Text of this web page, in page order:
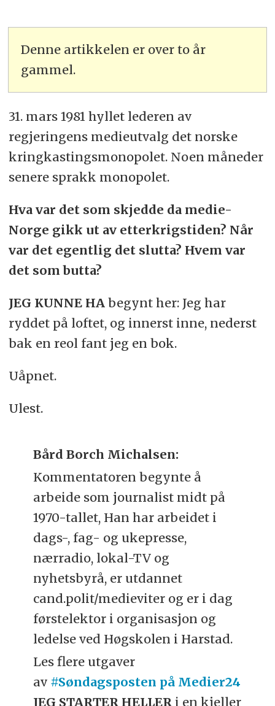
Denne artikkelen er over to år
gammel.
31. mars 1981 hyllet lederen av
regjeringens medieutvalg det norske
kringkastingsmonopolet. Noen måneder
senere sprakk monopolet.
Hva var det som skjedde da medie-
Norge gikk ut av etterkrigstiden? Når
var det egentlig det slutta? Hvem var
det som butta?
JEG KUNNE HAbegynt her: Jeg har
ryddet på loftet, og innerst inne, nederst
bak en reol fant jeg en bok.
Uåpnet.
Ulest.
Bård Borch Michalsen:
Kommentatoren begynte å
arbeide som journalist midt på
1970-tallet, Han har arbeidet i
dags-, fag- og ukepresse,
nærradio, lokal-TV og
nyhetsbyrå, er utdannet
cand.polit/medieviter og er i dag
førstelektor i organisasjon og
ledelse ved Høgskolen i Harstad.
Les flere utgaver
av #Søndagsposten på Medier24
JEG STARTER HELLERi en kjeller